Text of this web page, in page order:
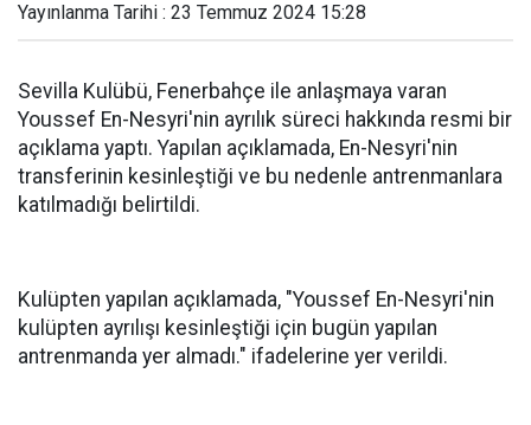
Yayınlanma Tarihi : 23 Temmuz 2024 15:28
Sevilla Kulübü, Fenerbahçe ile anlaşmaya varan
Youssef En-Nesyri'nin ayrılık süreci hakkında resmi bir
açıklama yaptı. Yapılan açıklamada, En-Nesyri'nin
transferinin kesinleştiği ve bu nedenle antrenmanlara
katılmadığı belirtildi.
Kulüpten yapılan açıklamada, "Youssef En-Nesyri'nin
kulüpten ayrılışı kesinleştiği için bugün yapılan
antrenmanda yer almadı." ifadelerine yer verildi.